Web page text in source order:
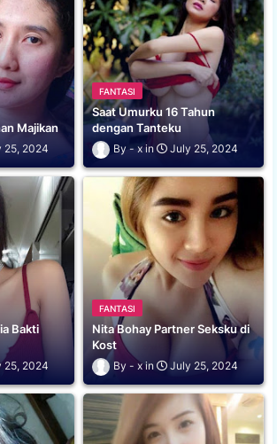
Majikan
25, 2024
FANTASI
Saat Umurku 16 Tahun
dengan Tanteku
x July 25, 2024
Bakti
25, 2024
FANTASI
Nita Bohay Partner Seksku di
Kost
x July 25, 2024